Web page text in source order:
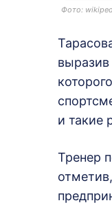
Фото:
и такие
Тренер